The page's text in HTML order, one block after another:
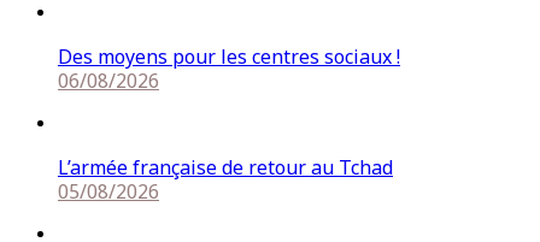
Des moyens pour les centres sociaux !
06/08/2026
L’armée française de retour au Tchad
05/08/2026